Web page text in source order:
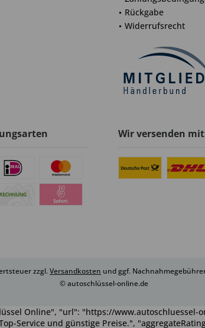
Rückgabe
Widerrufsrecht
Wir versenden
zzgl.Versandkosten und ggf.
© autoschlüssel-online.de
Online", "url": "https://
Service und günstige Preise.",